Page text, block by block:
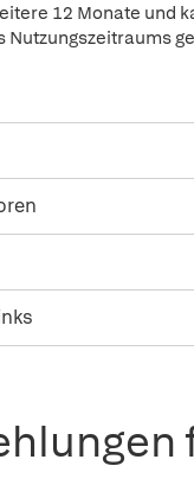
12 Monate und
Nutzungszeitraums